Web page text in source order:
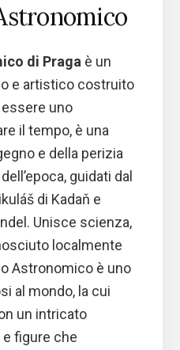
di Praga è un
e artistico costruito
essere uno
il tempo, è una
e della perizia
guidati dal
di Kadaň e
Unisce scienza,
localmente
Astronomico è uno
al mondo, la cui
un intricato
figure che